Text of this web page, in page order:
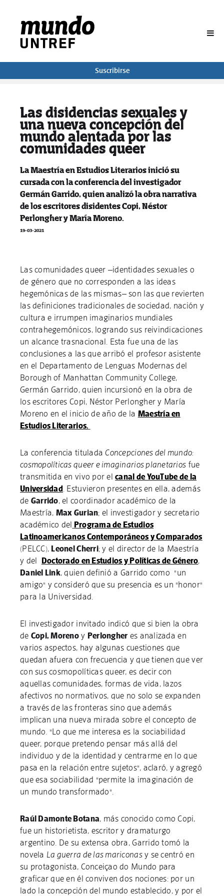
Suscribirse
Las disidencias sexuales y
una nueva concepción del
mundo alentada por las
comunidades queer
La Maestría en Estudios Literarios inició su
cursada con la conferencia del investigador
Germán Garrido, quien analizó la obra narrativa
de los escritores disidentes Copi, Néstor
Perlongher y María Moreno.
19-03-2021
Las comunidades queer –identidades sexuales o
de género que no corresponden a las ideas
hegemónicas de las mismas– son las que revierten
las definiciones tradicionales de sociedad, nación y
cultura e irrumpen imaginarios mundiales
contrahegemónicos, logrando sus reivindicaciones
un alcance trasnacional. Esta fue una de las
conclusiones a las que arribó el profesor asistente
en el Departamento de Lenguas Modernas del
Borough of Manhattan Community College,
Germán Garrido, quien incursionó en la obra de
los escritores Copi, Néstor Perlongher y María
Moreno en el inicio de año de la Maestría en
Estudios Literarios.
La conferencia tituladaConcepciones del mundo:
cosmopolíticas queer e imaginarios planetarios fue
transmitida en vivo por elcanal de YouTube de la
Universidad. Estuvieron presentes en ella, además
de Garrido, el coordinador académico de la
Maestría, Max Gurian; el investigador y secretario
académico del Programa de Estudios
Latinoamericanos Contemporáneos y Comparados
(PELCC), Leonel Cherri; y el director de la Maestría
y del Doctorado en Estudios y Políticas de Género,
Daniel Link, quien definió a Garrido como "un
amigo" y consideró que su presencia es un "honor"
para la Universidad.
El investigador invitado indicó que si bien la obra
de Copi, Moreno y Perlongher es analizada en
varios aspectos, hay algunas cuestiones que
quedan afuera con frecuencia y que tienen que ver
con sus cosmopolíticas queer, es decir con
aquellas comunidades, formas de vida, lazos
afectivos no normativos, que no solo se expanden
a través de las fronteras sino que además
implican una nueva mirada sobre el concepto de
mundo. "Lo que me interesa es la sociabilidad
queer, porque pretendo pensar más allá del
individuo y de la identidad y centrarme en lo que
pasa en la relación entre sujetos", aclaró, y agregó
que esa sociabilidad "permite la imaginación de
un mundo transformado".
Raúl Damonte Botana, más conocido como Copi,
fue un historietista, escritor y dramaturgo
argentino. De su extensa obra, Garrido tomó la
novela La guerra de las mariconasy se centró en
su protagonista, Conceiçao do Mundo para
graficar que en él conviven dos nociones: por un
lado la concepción del mundo establecido, y por el